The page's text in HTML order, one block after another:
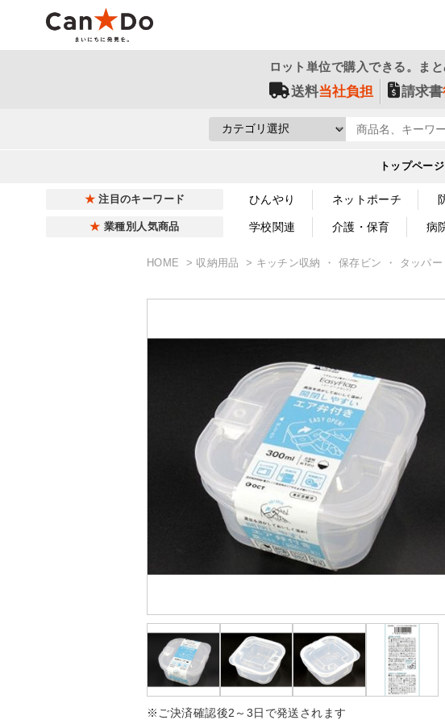
ロット単位で購入できる。ま
送料当社負担 請求書
トップページ
注目のキーワード ひんやり ネットポーチ
業種別人気商品 学校関連 介護・保育 病
HOME 収納用品 キッチン収納 ・ 保存ビン ・ タッパ
※ご決済確認後2～3日で発送されます